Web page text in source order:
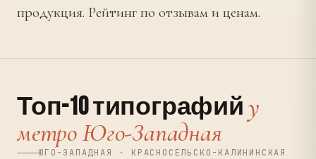
продукция. Рейтинг по отзывам и ценам.
Топ-10 типографийу
метро Юго-Западная
ЮГО-ЗАПАДНАЯ · КРАСНОСЕЛЬСКО-КАЛИНИНСКАЯ